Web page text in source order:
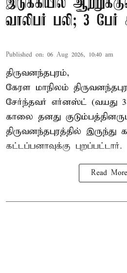
இடுக்கியில்
வாலிபர் பலி; 3 பேர்
Published on: 06 Aug 2026, 10:40 am
திருவனந்தபுரம்,
கேரள மாநிலம்
சேர்ந்தவர் எர்னஸ்ட் (வயது
காலை தனது
திருவனந்தபுரத்தில் இருந்து
கட்டப்பனாவுக்கு புறப்பட்டார்.
Read More